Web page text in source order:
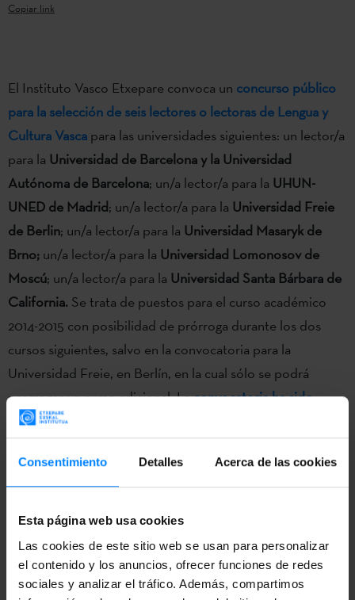
Consentimiento Detalles Acerca de las cookies
Esta página web usa cookies
Las cookies de este sitio web se usan para personalizar
el contenido y los anuncios, ofrecer funciones de redes
sociales y analizar el tráfico. Además, compartimos
Copiar link
El Instituto Vasco Etxepare convoca un concurso público
para la selección de seis lectores o lectoras de Lengua y
Cultura Vasca para las universidades siguientes: un lector/a
para la Universidad de Barcelona y la Universidad
Autónoma de Barcelona; un/a lector/a para la UHUN-
UNED de Madrid; un/a lector/a para la Universidad Freie
de Berlin; un/a lector/a para la Universidad Masarykde
Brno; un/a lector/a para la Universidad Lomonosovde
Moscú; un/a lector/a para la Universidad Santa Bárbara de
California. Se trata de puestos para el curso académico
2014-2015 con posibilidad de prórroga durante los dos
cursos siguientes, salvo en la convocatoria para la
Universidad Freie, en Berlín, en la cual sólo se podrá
prorrogar un curso adicional. Laconvocatoria ha sido
publicada hoy en el BOPV
de solicitudes finalizará el25 de abril.
Cultura Vascapara las universidades siguientes: un lector/a
para laUniversidad de Barcelona y la Universidad
Autónoma de Barcelona ; un/a lector/a para la
UHUN-